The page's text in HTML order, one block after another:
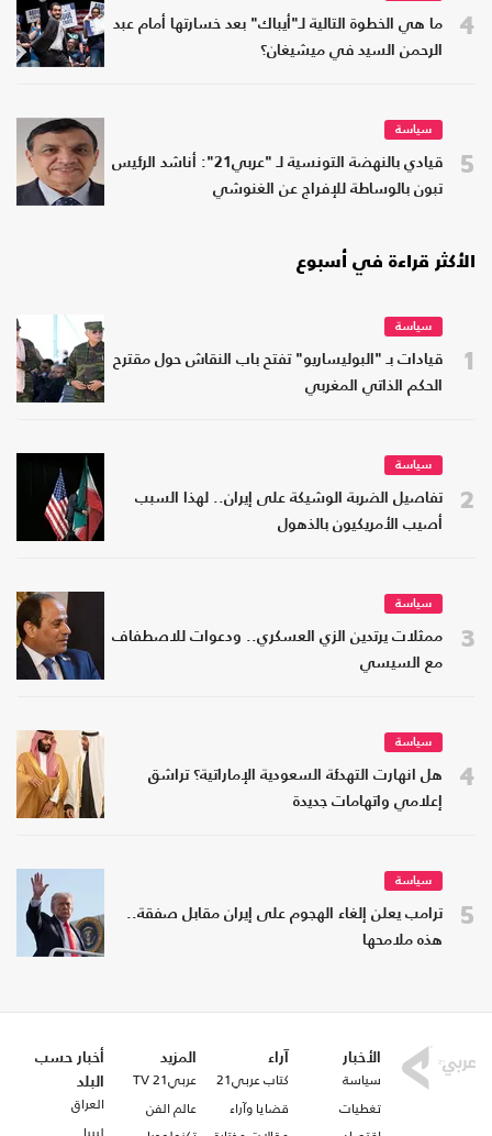
4
ما هي الخطوة التالية لـ"أيباك" بعد خسارتها أمام عبد
الرحمن السيد في ميشيغان؟
5
سياسة
قيادي بالنهضة التونسية لـ "عربي21": أناشد الرئيس
تبون بالوساطة للإفراج عن الغنوشي
الأكثر قراءة في أسبوع
1
سياسة
قيادات بـ "البوليساريو" تفتح باب النقاش حول مقترح
الحكم الذاتي المغربي
2
سياسة
تفاصيل الضربة الوشيكة على إيران.. لهذا السبب
أصيب الأمريكيون بالذهول
3
سياسة
ممثلات يرتدين الزي العسكري.. ودعوات للاصطفاف
مع السيسي
4
سياسة
هل انهارت التهدئة السعودية الإماراتية؟ تراشق
إعلامي واتهامات جديدة
5
سياسة
ترامب يعلن إلغاء الهجوم على إيران مقابل صفقة..
هذه ملامحها
الأخبار
سياسة
تغطيات
آراء
كتاب عربي21
قضايا وآراء
المزيد
عربي21 TV
عالم الفن
أخبار حسب
البلد
العراق